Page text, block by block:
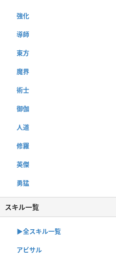
強化
導師
東方
魔界
術士
御伽
人道
修羅
英傑
勇猛
スキル一覧
▶︎全スキル一覧
アビサル